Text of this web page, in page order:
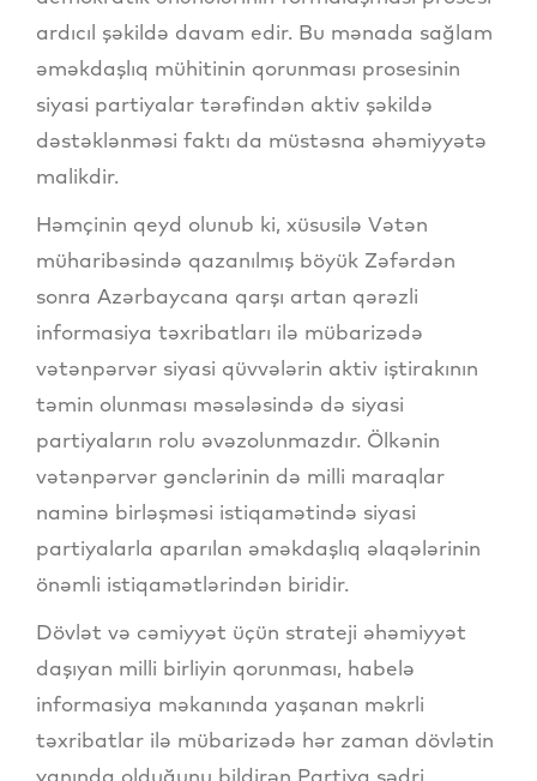
ardıcıl şəkildə davam edir. Bu mənada sağlam
əməkdaşlıq mühitinin qorunması prosesinin
siyasi partiyalar tərəfindən aktiv şəkildə
dəstəklənməsi faktı da müstəsna əhəmiyyətə
malikdir.
Həmçinin qeyd olunub ki, xüsusilə Vətən
müharibəsində qazanılmış böyük Zəfərdən
sonra Azərbaycana qarşı artan qərəzli
informasiya təxribatları ilə mübarizədə
vətənpərvər siyasi qüvvələrin aktiv iştirakının
təmin olunması məsələsində də siyasi
partiyaların rolu əvəzolunmazdır. Ölkənin
vətənpərvər gənclərinin də milli maraqlar
naminə birləşməsi istiqamətində siyasi
partiyalarla aparılan əməkdaşlıq əlaqələrinin
önəmli istiqamətlərindən biridir.
Dövlət və cəmiyyət üçün strateji əhəmiyyət
daşıyan milli birliyin qorunması, habelə
informasiya məkanında yaşanan məkrli
təxribatlar ilə mübarizədə hər zaman dövlətin
yanında olduğunu bildirən Partiya sədri